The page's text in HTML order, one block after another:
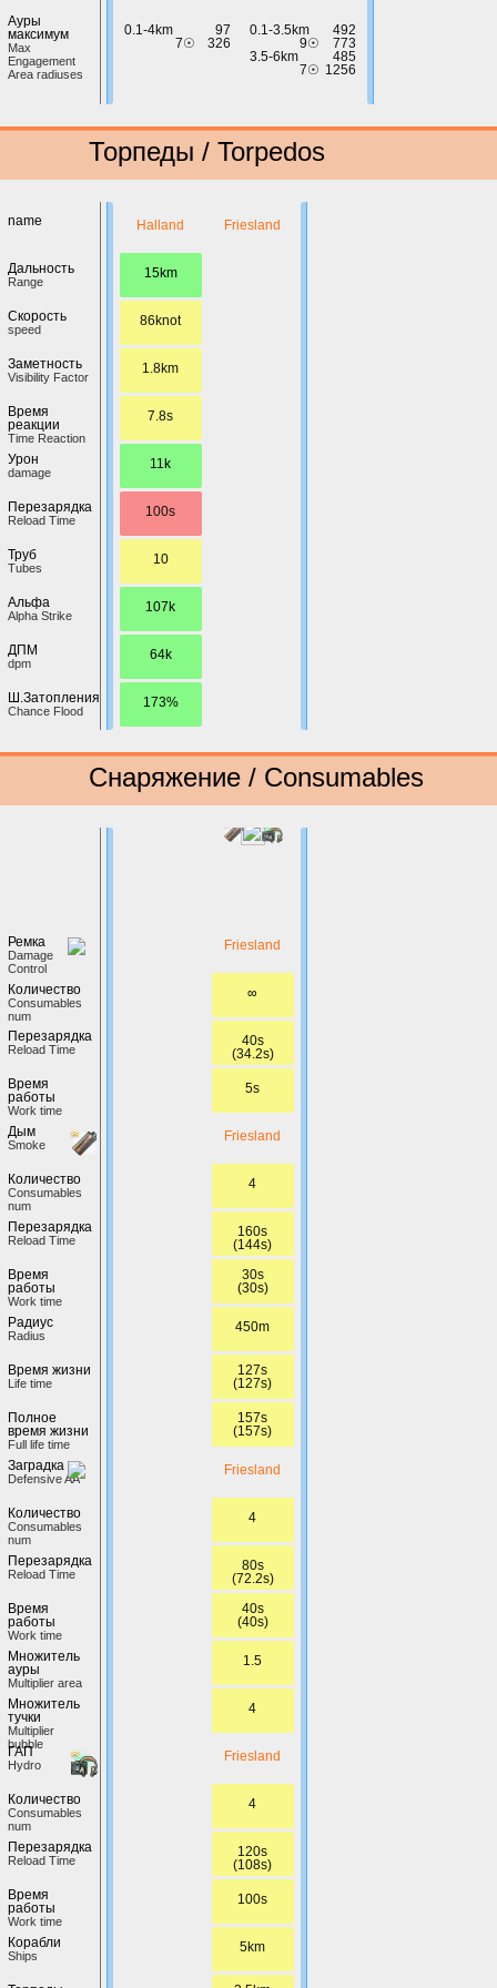
Ауры
максимум
Max
Engagement
Area radiuses
0.1-4km
97
7☉
326
0.1-3.5km
492
9☉
773
3.5-6km
485
7☉ 1256
Торпеды / Torpedos
name
Дальность
Range
Скорость
speed
Заметность
Visibility Factor
Время
реакции
Time Reaction
Урон
damage
Перезарядка
Reload Time
Труб
Tubes
Альфа
Alpha Strike
ДПМ
dpm
Ш.Затопления
Chance Flood
Halland
15km
86knot
1.8km
7.8s
11k
100s
10
107k
64k
173%
Friesland
Снаряжение / Consumables
Ремка
Damage
Control
Количество
Сonsumables
num
Перезарядка
Reload Time
Время
работы
Work time
Дым
Smoke
Количество
Сonsumables
num
Перезарядка
Reload Time
Время
работы
Work time
Радиус
Radius
Время жизни
Life time
Полное
время жизни
Full life time
Заградка
Defensive AA
Количество
Сonsumables
num
Перезарядка
Reload Time
Время
работы
Work time
Множитель
ауры
Multiplier area
Множитель
тучки
Multiplier
bubble
ГАП
Hydro
Количество
Сonsumables
num
Перезарядка
Reload Time
Время
работы
Work time
Корабли
Ships
Friesland
∞
40s
(34.2s)
5s
Friesland
4
160s
(144s)
30s
(30s)
450m
127s
(127s)
157s
(157s)
Friesland
4
80s
(72.2s)
40s
(40s)
1.5
4
Friesland
4
120s
(108s)
100s
5km